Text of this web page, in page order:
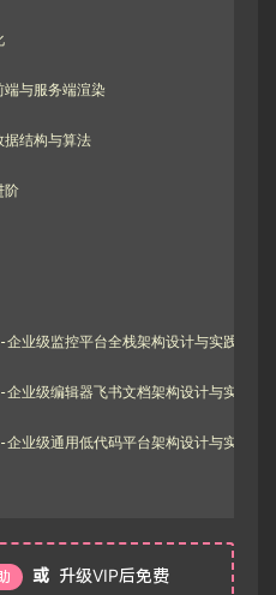
与服务端渲染
结构与算法
阶
业级监控平台全栈架构设计与实践
业级编辑器飞书文档架构设计与实践
业级通用低代码平台架构设计与实践
或 升级VIP后免费